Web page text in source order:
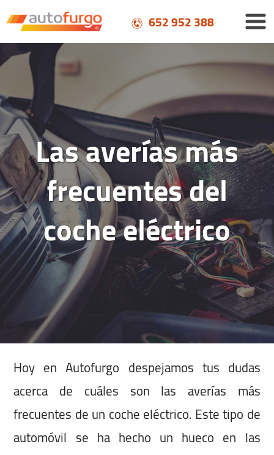
652 952 388
Las averías más
frecuentes del
coche eléctrico
Hoy en Autofurgo despejamos tus dudas
acerca de cuáles son las averías más
frecuentes de un coche eléctrico. Este tipo de
automóvil se ha hecho un hueco en las